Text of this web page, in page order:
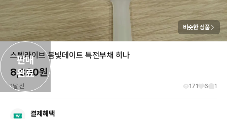
판매
완료
비슷한 상품
스텔라이브 봄빛데이트 특전부채 히나
8,000원
1달 전 171 6 1
결제혜택